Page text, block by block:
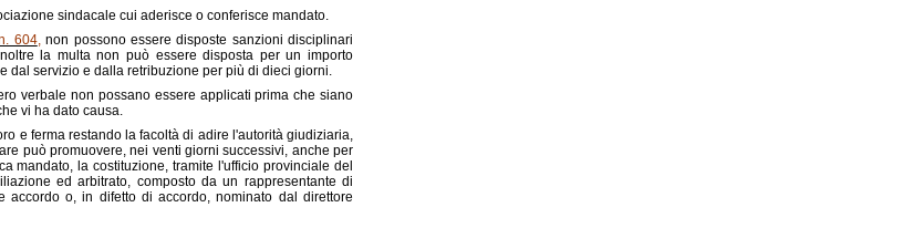
sindacale cui aderisce o conferisce mandato.
604,non possono essere disposte sanzioni disciplinari
la multa non può essere disposta per un importo
dal servizio e dalla retribuzione per più di dieci giorni.
verbale non possano essere applicati prima che siano
vi ha dato causa.
e ferma restando la facoltà di adire l'autorità giudiziaria,
può promuovere, nei venti giorni successivi, anche per
mandato, la costituzione, tramite l'ufficio provinciale del
ed arbitrato, composto da un rappresentante di
o, in difetto di accordo, nominato dal direttore